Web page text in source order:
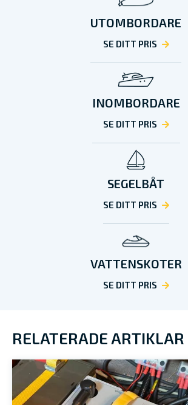
UTOMBORDARE
SE DITT PRIS
INOMBORDARE
SE DITT PRIS
SEGELBÅT
SE DITT PRIS
VATTENSKOTER
SE DITT PRIS
RELATERADE ARTIKLAR